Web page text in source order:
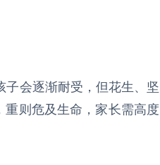
子会逐渐耐受，但花生、坚
则危及生命，家长需高度